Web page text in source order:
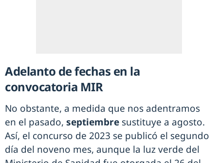
Adelanto de fechas en la
convocatoria MIR
No obstante, a medida que nos adentramos
en el pasado, septiembre sustituye a agosto.
Así, el concurso de 2023 se publicó el segundo
día del noveno mes, aunque la luz verde del